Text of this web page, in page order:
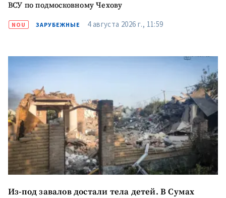
ВСУ по подмосковному Чехову
NOU ЗАРУБЕЖНЫЕ 4 августа 2026 г., 11:59
Из-под завалов достали тела детей. В Сумах